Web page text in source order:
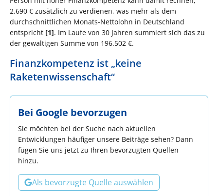
2.690 € zusätzlich zu verdienen, was mehr als dem
durchschnittlichen Monats-Nettolohn in Deutschland
entspricht [1]. Im Laufe von 30 Jahren summiert sich das zu
der gewaltigen Summe von 196.502 €.
Finanzkompetenz ist „keine
Raketenwissenschaft“
Bei Google bevorzugen
Sie möchten bei der Suche nach aktuellen
Entwicklungen häufiger unsere Beiträge sehen? Dann
fügen Sie uns jetzt zu Ihren bevorzugten Quellen
hinzu.
Als bevorzugte Quelle auswählen